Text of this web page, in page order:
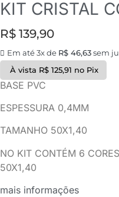
KIT CRISTAL
R$139,90
Em até 3x de R$46,63sem
À vista R$ 125,91 no Pix
BASE PVC
ESPESSURA 0,4MM
TAMANHO 50X1,40
NO KIT CONTÉM 6
50X1,40
mais informações